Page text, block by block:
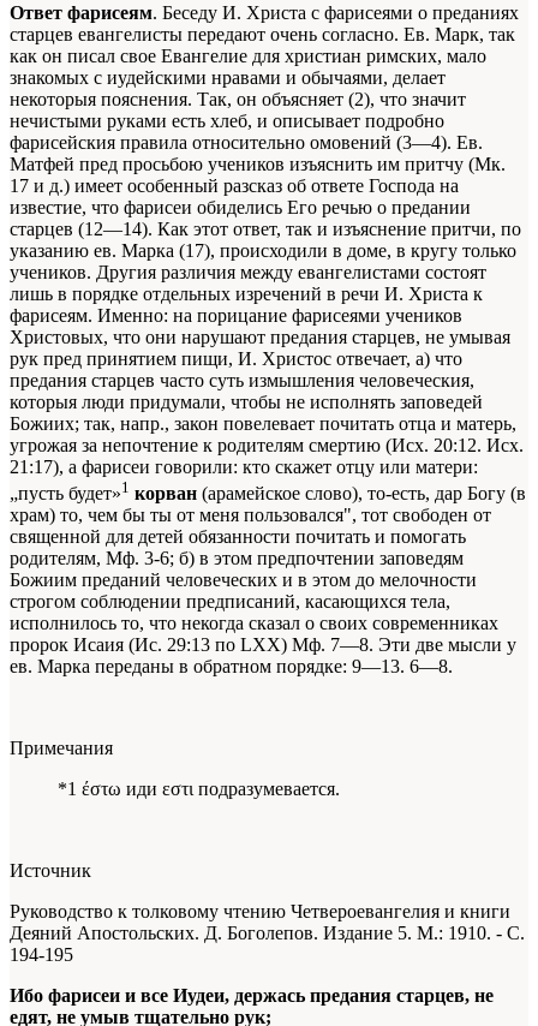
Ответ фарисеям. Беседу И. Христа с фарисеями о преданиях
старцев евангелисты передают очень согласно. Ев. Марк, так
как он писал свое Евангелие для христиан римских, мало
знакомых с иудейскими нравами и обычаями, делает
некоторыя пояснения. Так, он объясняет (2), что значит
нечистыми руками есть хлеб, и описывает подробно
фарисейския правила относительно омовений (3—4). Ев.
Матфей пред просьбою учеников изъяснить им притчу (Мк.
17 и д.) имеет особенный разсказ об ответе Господа на
известие, что фарисеи обиделись Его речью о предании
старцев (12—14). Как этот ответ, так и изъяснение притчи, по
указанию ев. Марка (17), происходили в доме, в кругу только
учеников. Другия различия между евангелистами состоят
лишь в порядке отдельных изречений в речи И. Христа к
фарисеям. Именно: на порицание фарисеями учеников
Христовых, что они нарушают предания старцев, не умывая
рук пред принятием пищи, И. Христос отвечает, а) что
предания старцев часто суть измышления человеческия,
которыя люди придумали, чтобы не исполнять заповедей
Божиих; так, напр., закон повелевает почитать отца и матерь,
угрожая за непочтение к родителям смертию (Исх. 20:12. Исх.
21:17), а фарисеи говорили: кто скажет отцу или матери:
„пусть будет»1 корван (арамейское слово), то-есть, дар Богу (в
храм) то, чем бы ты от меня пользовался", тот свободен от
священной для детей обязанности почитать и помогать
родителям, Мф. 3-6; б) в этом предпочтении заповедям
Божиим преданий человеческих и в этом до мелочности
строгом соблюдении предписаний, касающихся тела,
исполнилось то, что некогда сказал о своих современниках
пророк Исаия (Ис. 29:13 по LXX) Мф. 7—8. Эти две мысли у
ев. Марка переданы в обратном порядке: 9—13. 6—8.
Примечания
*1 έστω иди εστι подразумевается.
Источник
Руководство к толковому чтению Четвероевангелия и книги
Деяний Апостольских. Д. Боголепов. Издание 5. М.: 1910. - С.
194-195
Ибо фарисеи и все Иудеи, держась предания старцев, не
едят, не умыв тщательно рук;